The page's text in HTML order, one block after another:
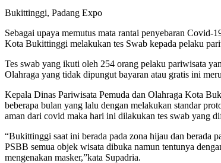
Bukittinggi, Padang Expo
Sebagai upaya memutus mata rantai penyebaran
Kota Bukittinggi melakukan tes Swab kepada pelaku
Tes swab yang ikuti oleh 254 orang pelaku pariwisata
Olahraga yang tidak dipungut bayaran atau gratis ini
Kepala Dinas Pariwisata Pemuda dan Olahraga Kota
beberapa bulan yang lalu dengan melakukan standar
aman dari covid maka hari ini dilakukan tes swab yang
“Bukittinggi saat ini berada pada zona hijau dan berada
PSBB semua objek wisata dibuka namun tentunya
mengenakan masker,”kata Supadria.